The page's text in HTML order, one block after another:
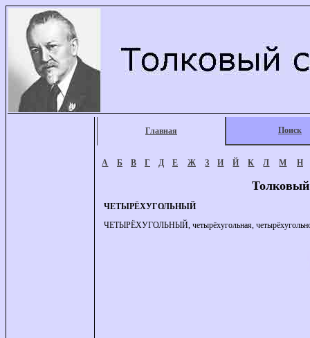
Главная Поиск
А Б В Г Д Е Ж З И Й К Л М Н
ЧЕТЫРЁХУГОЛЬНЫЙ
ЧЕТЫРЁХУГОЛЬНЫЙ, четырёхугольная,